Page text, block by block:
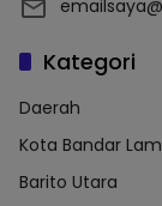
Kategori
Daerah
Kota Bandar
Barito Utara